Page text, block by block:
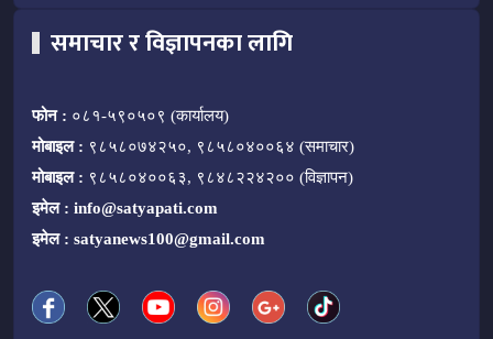
समाचार र विज्ञापनका लागि
फोन : ०८१-५९०५०९ (कार्यालय)
मोबाइल : ९८५८०७४२५०, ९८५८०४००६४ (समाचार)
मोबाइल : ९८५८०४००६३, ९८४८२२४२०० (विज्ञापन)
इमेल : info@satyapati.com
इमेल : satyanews100@gmail.com